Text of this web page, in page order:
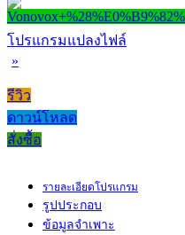
โปรแกรมแปลงไฟล์
»
รีวิว
ดาวน์โหลด
สั่งซื้อ
รายละเอียดโปรแกรม
รูปประกอบ
ข้อมูลจำเพาะ